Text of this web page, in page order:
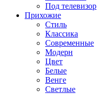
Под телевизор
Прихожие
Стиль
Классика
Современные
Модерн
Цвет
Белые
Венге
Светлые